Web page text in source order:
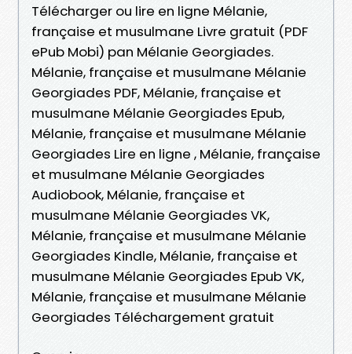
Télécharger ou lire en ligne Mélanie,
française et musulmane Livre gratuit (PDF
ePub Mobi) pan Mélanie Georgiades.
Mélanie, française et musulmane Mélanie
Georgiades PDF, Mélanie, française et
musulmane Mélanie Georgiades Epub,
Mélanie, française et musulmane Mélanie
Georgiades Lire en ligne , Mélanie, française
et musulmane Mélanie Georgiades
Audiobook, Mélanie, française et
musulmane Mélanie Georgiades VK,
Mélanie, française et musulmane Mélanie
Georgiades Kindle, Mélanie, française et
musulmane Mélanie Georgiades Epub VK,
Mélanie, française et musulmane Mélanie
Georgiades Téléchargement gratuit